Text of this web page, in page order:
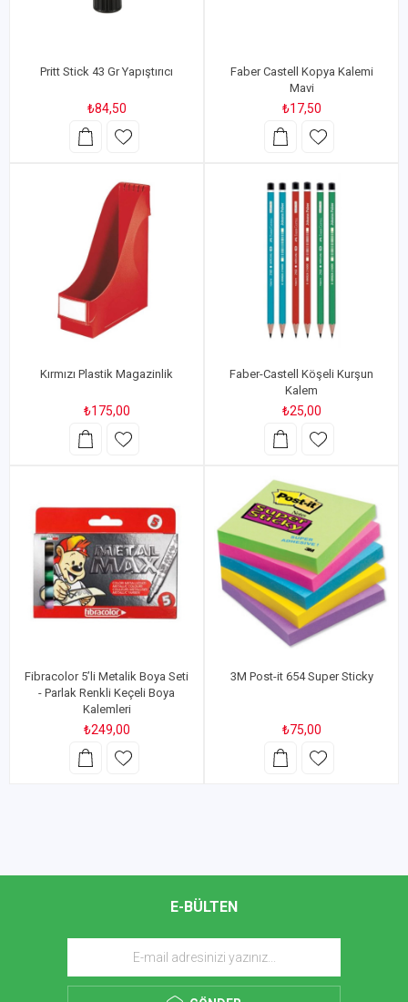
Pritt Stick 43 Gr Yapıştırıcı
₺84,50
Faber Castell Kopya Kalemi
Mavi
₺17,50
Kırmızı Plastik Magazinlik
₺175,00
Faber-Castell Köşeli Kurşun
Kalem
₺25,00
Fibracolor 5’li Metalik Boya Seti
- Parlak Renkli Keçeli Boya
Kalemleri
₺249,00
3M Post-it 654 Super Sticky
₺75,00
E-BÜLTEN